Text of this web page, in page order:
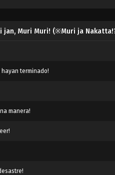
jan, Muri Muri! (※Muri ja
terminado!
manera!